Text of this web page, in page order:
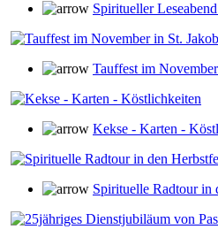
Spiritueller
Tauffest im
Kekse - Karten -
Spirituelle Radtour in